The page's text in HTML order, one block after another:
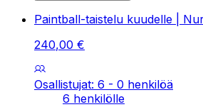
Paintball-taistelu kuudelle |
240,00 €
Osallistujat: 6 - 0 henkilöä
6 henkilölle